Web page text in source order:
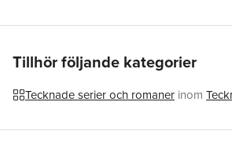
ISBN
Tillhör följande kategorier
Tecknade serier och romaner inom